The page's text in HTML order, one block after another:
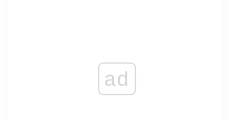
ad